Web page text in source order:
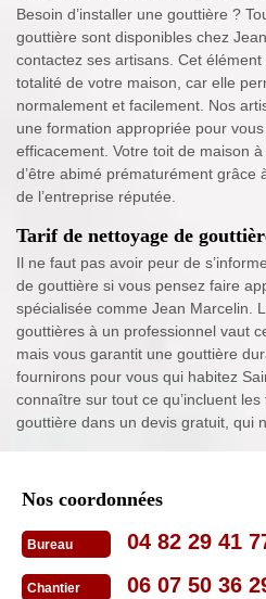
Besoin d’installer une gouttière ?
gouttière sont disponibles chez
contactez ses artisans. Cet
totalité de votre maison, car elle
normalement et facilement. Nos
une formation appropriée pour
efficacement. Votre toit de maison
d’être abimé prématurément grâce
de l’entreprise réputée.
Tarif de nettoyage de
Il ne faut pas avoir peur de
de gouttière si vous pensez faire
spécialisée comme Jean Marcelin.
gouttières à un professionnel vaut
mais vous garantit une gouttière
fournirons pour vous qui habitez
connaître sur tout ce qu’incluent
gouttière dans un devis gratuit, qui
Nos coordonnées
Bureau 04 82 29 41
Chantier 06 07 50 36